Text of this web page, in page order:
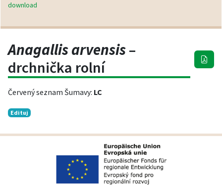
download
Anagallis arvensis–
drchnička rolní
Červený seznam Šumavy: LC
Edituj